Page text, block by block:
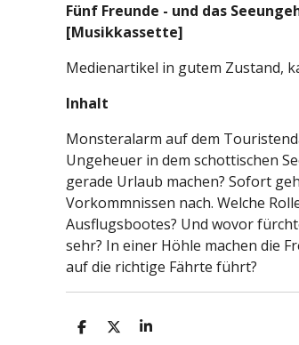
Fünf Freunde - und das
[Musikkassette]
Medienartikel in gutem Zustand,
Inhalt
Monsteralarm auf dem
Ungeheuer in dem schottischen
gerade Urlaub machen? Sofort
Vorkommnissen nach. Welche
Ausflugsbootes? Und wovor
sehr? In einer Höhle machen die
auf die richtige Fährte führt?
T
T
T